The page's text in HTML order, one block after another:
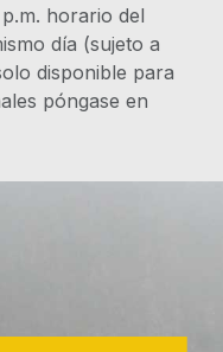
horario del
día (sujeto a
disponible para
póngase en